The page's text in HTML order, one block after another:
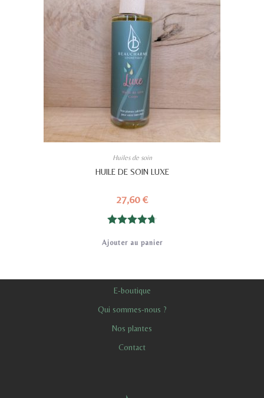
Huiles de soin
HUILE DE SOIN LUXE
27,60€
sur 5
Ajouter au panier
E-boutique
Qui sommes-nous ?
Nos plantes
Contact